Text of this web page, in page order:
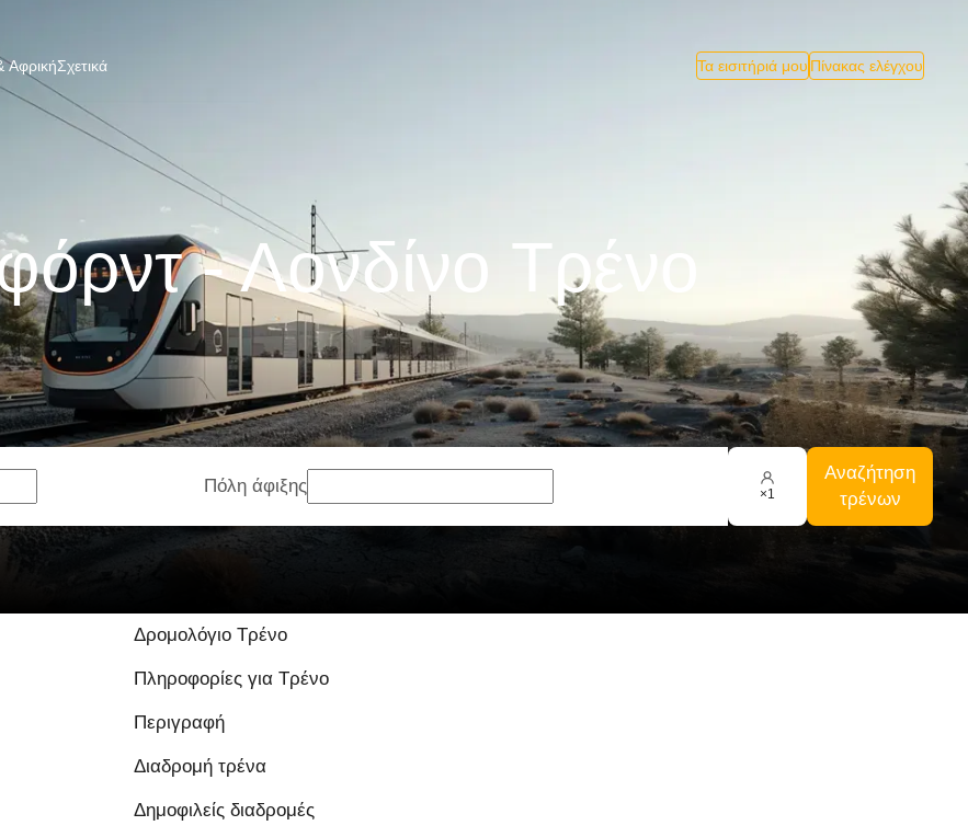
ΑφρικήΣχετικά Τα εισιτήριά μου Πίνακας ελέγχου
- Λονδίνο Tρένο
Πόλη άφιξης ×1
Αναζήτηση
τρένων
Δρομολόγιο Τρένο
Πληροφορίες για Τρένο
Περιγραφή
Διαδρομή τρένα
Δημοφιλείς διαδρομές